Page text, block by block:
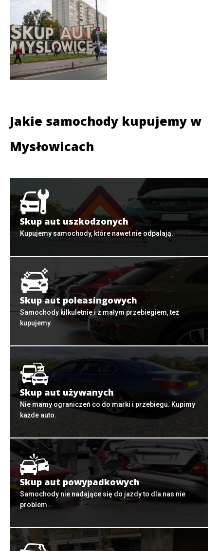
Jakie samochody kupujemy w
Mysłowicach
Skup aut uszkodzonych
Kupujemy samochody, które nawet nie odpalają.
Skup aut poleasingowych
Samochody kilkuletnie i z małym przebiegiem, też
kupujemy.
Skup aut używanych
Nie mamy ograniczeń co do marki i przebiegu. Kupimy
każde auto.
Skup aut powypadkowych
Samochody nie nadające się do jazdy to dla nas nie
problem.